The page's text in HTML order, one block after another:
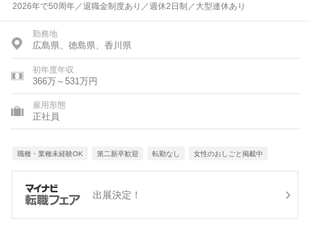
2026年で50周年／退職金制度あり／週休2日制／大型連休あり
勤務地
広島県、徳島県、香川県
初年度年収
366万～531万円
雇用形態
正社員
職種・業種未経験OK 第二新卒歓迎 転勤なし 女性のおしごと掲載中
出展決定！